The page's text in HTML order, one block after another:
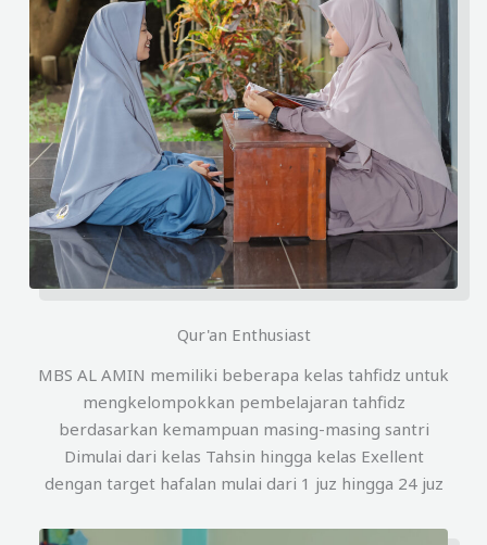
Qur'an Enthusiast
MBS AL AMIN memiliki beberapa kelas tahfidz untuk
mengkelompokkan pembelajaran tahfidz
berdasarkan kemampuan masing-masing santri
Dimulai dari kelas Tahsin hingga kelas Exellent
dengan target hafalan mulai dari 1 juz hingga 24 juz